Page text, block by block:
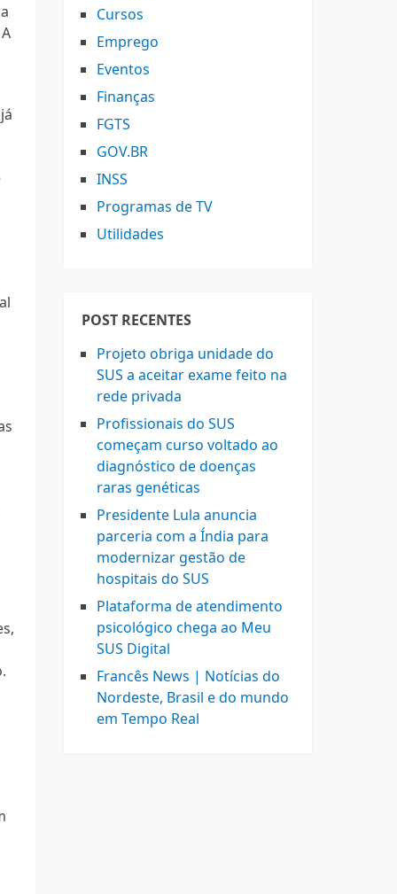
Cursos
Emprego
Eventos
Finanças
FGTS
GOV.BR
INSS
Programas de TV
Utilidades
POST RECENTES
Projeto obriga unidade do
SUS a aceitar exame feito na
rede privada
Profissionais do SUS
começam curso voltado ao
diagnóstico de doenças
raras genéticas
Presidente Lula anuncia
parceria com a Índia para
modernizar gestão de
hospitais do SUS
Plataforma de atendimento
psicológico chega ao Meu
SUS Digital
Francês News | Notícias do
Nordeste, Brasil e do mundo
em Tempo Real